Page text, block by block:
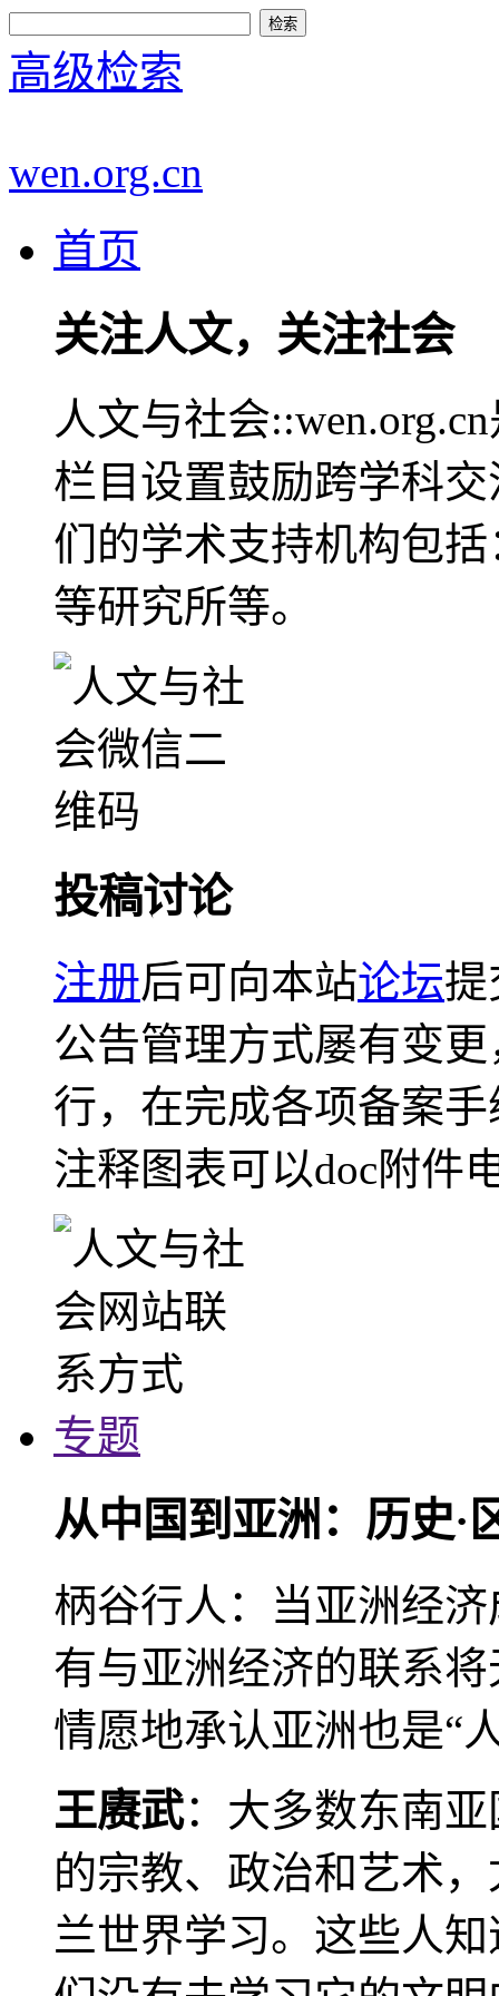
高级检索
wen.org.cn
首页
关注人文，关注社会
人文与社会
栏目设置鼓励跨学科
们的学术支持机构包
等研究所等。
投稿讨论
注册后可向本站论坛提
公告管理方式屡有变
行，在完成各项备案
注释图表可以doc附件
专题
从中国到亚洲：历史·
柄谷行人：当亚洲经
有与亚洲经济的联系
情愿地承认亚洲也是“
王赓武：大多数东南
的宗教、政治和艺术
兰世界学习。这些人